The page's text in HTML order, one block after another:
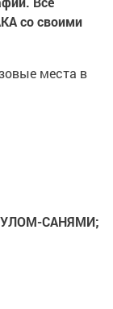
со своими
места в
САНЯМИ;